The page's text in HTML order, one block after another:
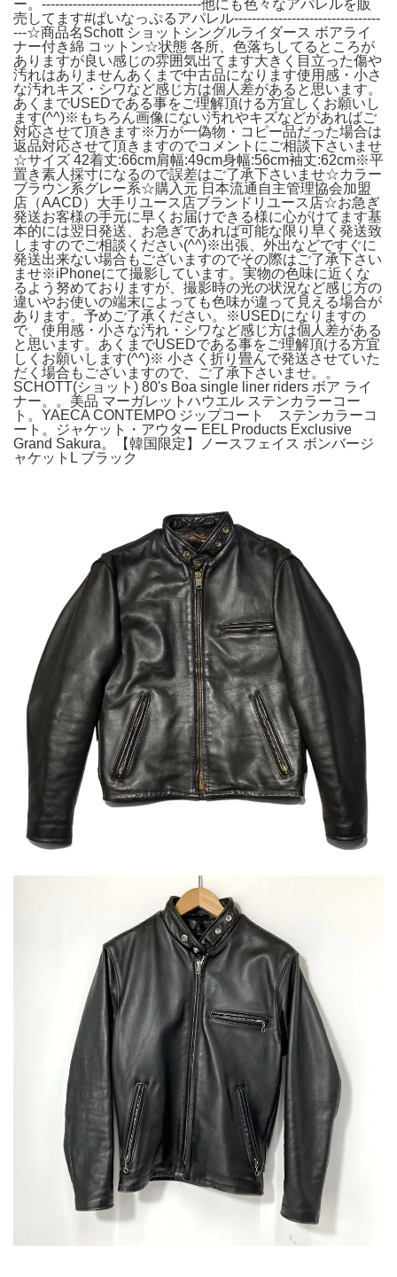
ー。------------------------------------他にも色々なアパレルを販
売してます#ぱいなっぷるアパレル---------------------------------
---☆商品名Schott ショットシングルライダース ボアライ
ナー付き綿 コットン☆状態 各所、色落ちしてるところが
ありますが良い感じの雰囲気出てます大きく目立った傷や
汚れはありませんあくまで中古品になります使用感・小さ
な汚れキズ・シワなど感じ方は個人差があると思います。
あくまでUSEDである事をご理解頂ける方宜しくお願いし
ます(^^)※もちろん画像にない汚れやキズなどがあればご
対応させて頂きます※万が一偽物・コピー品だった場合は
返品対応させて頂きますのでコメントにご相談下さいませ
☆サイズ 42着丈:66cm肩幅:49cm身幅:56cm袖丈:62cm※平
置き素人採寸になるので誤差はご了承下さいませ☆カラー
ブラウン系グレー系☆購入元 日本流通自主管理協会加盟
店（AACD）大手リユース店ブランドリユース店☆お急ぎ
発送お客様の手元に早くお届けできる様に心がけてます基
本的には翌日発送、お急ぎであれば可能な限り早く発送致
しますのでご相談ください(^^)※出張、外出などですぐに
発送出来ない場合もございますのでその際はご了承下さい
ませ※iPhoneにて撮影しています。実物の色味に近くな
るよう努めておりますが、撮影時の光の状況など感じ方の
違いやお使いの端末によっても色味が違って見える場合が
あります。予めご了承ください。※USEDになりますの
で、使用感・小さな汚れ・シワなど感じ方は個人差がある
と思います。あくまでUSEDである事をご理解頂ける方宜
しくお願いします(^^)※ 小さく折り畳んで発送させていた
だく場合もございますので、ご了承下さいませ。。
SCHOTT(ショット) 80's Boa single liner riders ボア ライ
ナー。。美品 マーガレットハウエル ステンカラーコー
ト。YAECA CONTEMPO ジップコート ステンカラーコ
ート。ジャケット・アウター EEL Products Exclusive
Grand Sakura。【韓国限定】ノースフェイス ボンバージ
ャケットL ブラック